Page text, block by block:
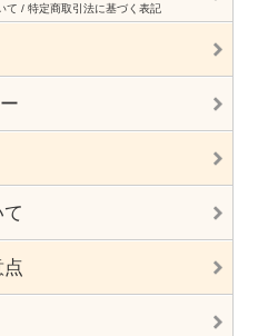
て / 特定商取引法に基づく表記